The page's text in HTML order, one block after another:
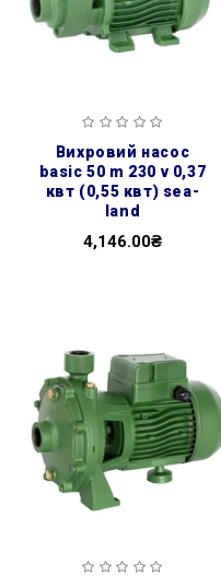
вихровий насос
basic 50 m 230 v 0,37
квт (0,55 квт) sea-
land
4,146.00₴